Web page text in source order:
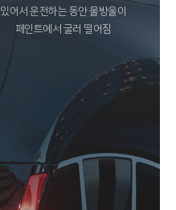
있어서 운전하는 동안 물방울이
페인트에서 굴러 떨어짐